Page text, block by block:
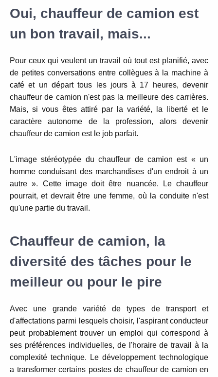
Oui, chauffeur de camion est
un bon travail, mais...
Pour ceux qui veulent un travail où tout est planifié, avec
de petites conversations entre collègues à la machine à
café et un départ tous les jours à 17 heures, devenir
chauffeur de camion n'est pas la meilleure des carrières.
Mais, si vous êtes attiré par la variété, la liberté et le
caractère autonome de la profession, alors devenir
chauffeur de camion est le job parfait.
L'image stéréotypée du chauffeur de camion est « un
homme conduisant des marchandises d'un endroit à un
autre ».
Cette image doit être nuancée.
Le chauffeur
pourrait, et devraitêtre une femme, où la conduite n'est
qu'une partie du travail.
Chauffeur de camion, la
diversité des tâches pour le
meilleur ou pour le pire
Avec une grande variété de types de transport et
d'affectations parmi lesquels choisir, l'aspirant conducteur
peut probablement trouver un emploi qui correspond à
ses préférences individuelles, de l'horaire de travail à la
complexité technique.
Le développement technologique
a transformer certains postes de chauffeur de camion en